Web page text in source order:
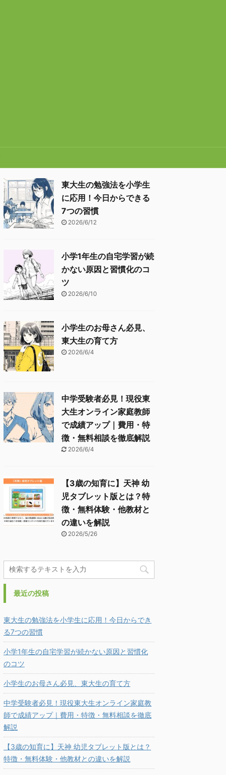
東大生の勉強法を小学生
に応用！今日からできる
7つの習慣
2026/6/12
小学1年生の自宅学習が続
かない原因と習慣化のコ
ツ
2026/6/10
小学生のお母さん必見、
東大生の育て方
2026/6/4
中学受験者必見！現役東
大生オンライン家庭教師
で成績アップ｜費用・特
徴・無料相談を徹底解説
2026/6/4
【3歳の知育に】天神 幼
児タブレット版とは？特
徴・無料体験・他教材と
の違いを解説
2026/5/26
最近の投稿
東大生の勉強法を小学生に応用！今日からでき
る7つの習慣
小学1年生の自宅学習が続かない原因と習慣化
のコツ
小学生のお母さん必見、東大生の育て方
中学受験者必見！現役東大生オンライン家庭教
師で成績アップ｜費用・特徴・無料相談を徹底
解説
【3歳の知育に】天神 幼児タブレット版とは？
特徴・無料体験・他教材との違いを解説